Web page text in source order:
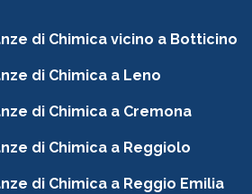
di Chimica vicino a Botticino
di Chimica a Leno
di Chimica a Cremona
di Chimica a Reggiolo
di Chimica a Reggio Emilia